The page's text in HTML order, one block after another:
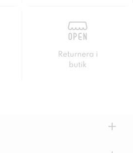
Returnera i
butik
+